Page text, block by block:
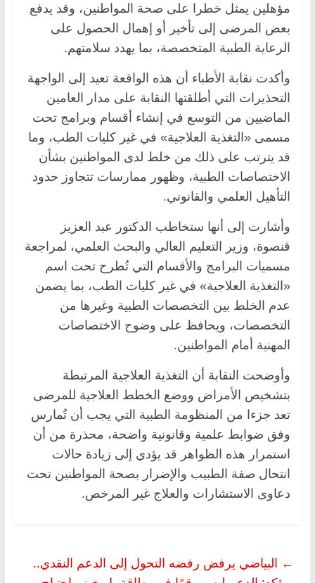
مؤهلين يمثل خطرا على صحة المواطنين، وقد يدفع
بعض المرضى إلى تأخير أو إهمال الحصول على
الرعاية الطبية المتخصصة، بما يهدد سلامتهم.
وأكدت نقابة الأطباء أن هذه الواقعة تعيد إلى الواجهة
التحذيرات التي أطلقتها النقابة على مدار العامين
الماضيين من التوسع في إنشاء أقسام وبرامج تحت
مسمى «التغذية العلاجية» في غير كليات الطب، وما
قد يترتب على ذلك من خلط لدى المواطنين بشأن
الاختصاصات الطبية، وظهور ممارسات تتجاوز حدود
التأهيل العلمي والقانوني.
وأشارت إلى أنها ستخاطب الدكتور عبد العزيز
قنصوة، وزير التعليم العالي والبحث العلمي، لمراجعة
مسميات البرامج والأقسام التي تُطرح تحت اسم
«التغذية العلاجية» في غير كليات الطب، بما يضمن
عدم الخلط بين التخصصات الطبية وغيرها من
التخصصات، ويحافظ على وضوح الاختصاصات
المهنية أمام المواطنين.
وأوضحت النقابة أن التغذية العلاجية المرتبطة
بتشخيص الأمراض ووضع الخطط العلاجية للمرضى
تعد جزءا من المنظومة الطبية التي يجب أن تُمارس
وفق ضوابط علمية وقانونية واضحة، محذرة من أن
استمرار هذه الظواهر قد يؤدي إلى زيادة حالات
انتحال صفة الطبيب والإضرار بصحة المواطنين تحت
دعاوى الاستشارات والعلاج غير المرخص.
← البياضي يرفض رفضه التحول إلى الدعم النقدي..